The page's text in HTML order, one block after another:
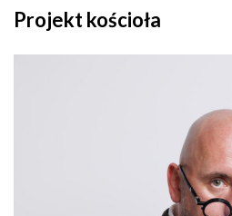
Projekt kościoła